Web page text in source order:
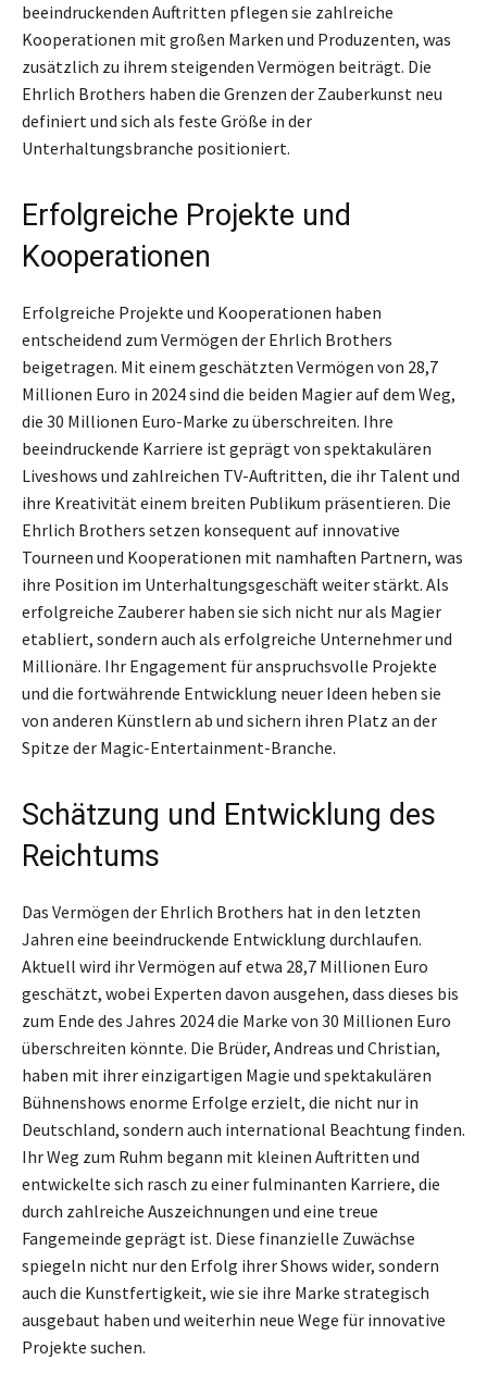
beeindruckenden Auftritten pflegen sie zahlreiche
Kooperationen mit großen Marken und Produzenten, was
zusätzlich zu ihrem steigenden Vermögen beiträgt. Die
Ehrlich Brothers haben die Grenzen der Zauberkunst neu
definiert und sich als feste Größe in der
Unterhaltungsbranche positioniert.
Erfolgreiche Projekte und
Kooperationen
Erfolgreiche Projekte und Kooperationen haben
entscheidend zum Vermögen der Ehrlich Brothers
beigetragen. Mit einem geschätzten Vermögen von 28,7
Millionen Euro in 2024 sind die beiden Magier auf dem Weg,
die 30 Millionen Euro-Marke zu überschreiten. Ihre
beeindruckende Karriere ist geprägt von spektakulären
Liveshows und zahlreichen TV-Auftritten, die ihr Talent und
ihre Kreativität einem breiten Publikum präsentieren. Die
Ehrlich Brothers setzen konsequent auf innovative
Tourneen und Kooperationen mit namhaften Partnern, was
ihre Position im Unterhaltungsgeschäft weiter stärkt. Als
erfolgreiche Zauberer haben sie sich nicht nur als Magier
etabliert, sondern auch als erfolgreiche Unternehmer und
Millionäre. Ihr Engagement für anspruchsvolle Projekte
und die fortwährende Entwicklung neuer Ideen heben sie
von anderen Künstlern ab und sichern ihren Platz an der
Spitze der Magic-Entertainment-Branche.
Schätzung und Entwicklung des
Reichtums
Das Vermögen der Ehrlich Brothers hat in den letzten
Jahren eine beeindruckende Entwicklung durchlaufen.
Aktuell wird ihr Vermögen auf etwa 28,7 Millionen Euro
geschätzt, wobei Experten davon ausgehen, dass dieses bis
zum Ende des Jahres 2024 die Marke von 30 Millionen Euro
überschreiten könnte. Die Brüder, Andreas und Christian,
haben mit ihrer einzigartigen Magie und spektakulären
Bühnenshows enorme Erfolge erzielt, die nicht nur in
Deutschland, sondern auch international Beachtung finden.
Ihr Weg zum Ruhm begann mit kleinen Auftritten und
entwickelte sich rasch zu einer fulminanten Karriere, die
durch zahlreiche Auszeichnungen und eine treue
Fangemeinde geprägt ist. Diese finanzielle Zuwächse
spiegeln nicht nur den Erfolg ihrer Shows wider, sondern
auch die Kunstfertigkeit, wie sie ihre Marke strategisch
ausgebaut haben und weiterhin neue Wege für innovative
Projekte suchen.